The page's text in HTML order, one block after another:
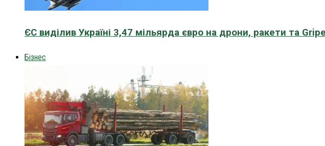
ЄС виділив Україні 3,47 мільярда євро на дрони, ракети та
Бізнес